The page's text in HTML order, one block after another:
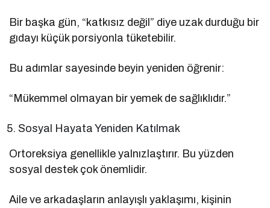
Bir başka gün, “katkısız değil” diye uzak durduğu bir
gıdayı küçük porsiyonla tüketebilir.
Bu adımlar sayesinde beyin yeniden öğrenir:
“Mükemmel olmayan bir yemek de sağlıklıdır.”
Sosyal Hayata Yeniden Katılmak
Ortoreksiya genellikle yalnızlaştırır. Bu yüzden
sosyal destek çok önemlidir.
Aile ve arkadaşların anlayışlı yaklaşımı, kişinin